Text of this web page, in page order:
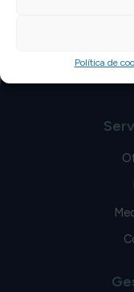
Política de